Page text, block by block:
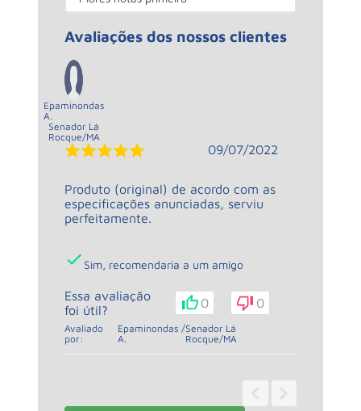
Avaliações dos nossos clientes
Epaminondas
A.
Senador Lá
Rocque/MA
09/07/2022
Produto (original) de acordo com as
especificações anunciadas, serviu
perfeitamente.
Sim, recomendaria a um amigo
Essa avaliação
foi útil?
0 0
Avaliado
por:
Epaminondas
A.
/Senador Lá
Rocque/MA